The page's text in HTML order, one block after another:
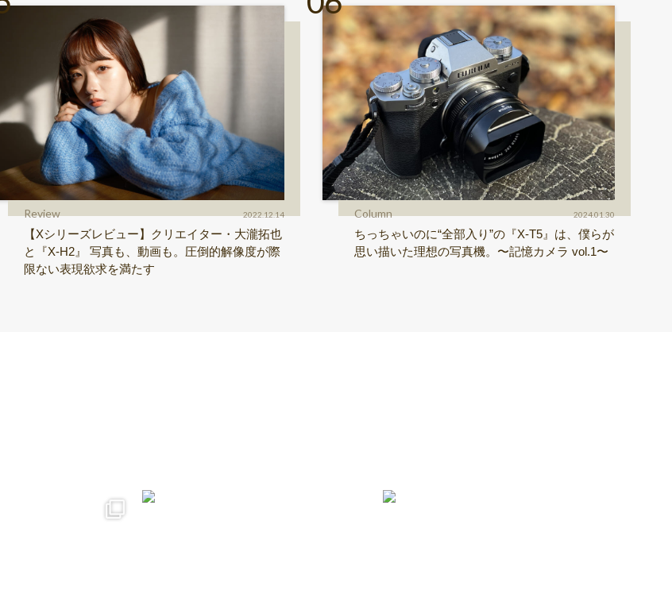
Review 2022.12.14
【Xシリーズレビュー】クリエイター・大瀧拓也
と『X-H2』 写真も、動画も。圧倒的解像度が際
限ない表現欲求を満たす
Column 2024.01.30
ちっちゃいのに“全部入り”の『X-T5』は、僕らが
思い描いた理想の写真機。〜記憶カメラ vol.1〜